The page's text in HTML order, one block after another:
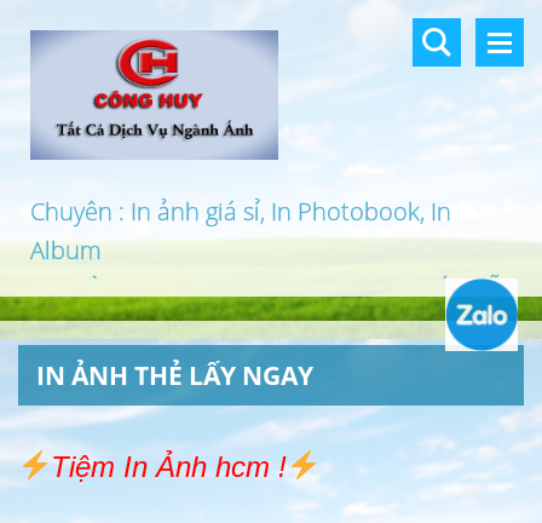
Chuyên : In ảnh giá sỉ, In Photobook, In
Album
In khổ lớn, In UV 3D, In Canvas, In PP, Ép Gỗ
…
IN ẢNH THẺ LẤY NGAY
Tiệm In Ảnh hcm !